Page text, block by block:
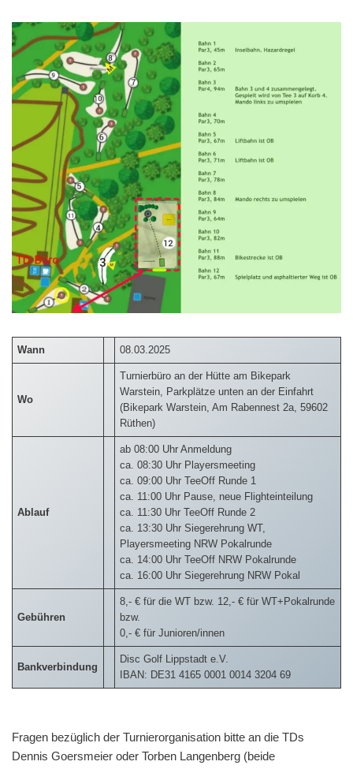
Wann 08.03.2025
Wo
Turnierbüro an der Hütte am Bikepark
Warstein, Parkplätze unten an der Einfahrt
(Bikepark Warstein, Am Rabennest 2a, 59602
Rüthen)
Ablauf
ab 08:00 Uhr Anmeldung
ca. 08:30 Uhr Playersmeeting
ca. 09:00 Uhr TeeOff Runde 1
ca. 11:00 Uhr Pause, neue Flighteinteilung
ca. 11:30 Uhr TeeOff Runde 2
ca. 13:30 Uhr Siegerehrung WT,
Playersmeeting NRW Pokalrunde
ca. 14:00 Uhr TeeOff NRW Pokalrunde
ca. 16:00 Uhr Siegerehrung NRW Pokal
Gebühren
8,- € für die WT bzw. 12,- € für WT+Pokalrunde
bzw.
0,- € für Junioren/innen
Bankverbindung
Disc Golf Lippstadt e.V.
IBAN: DE31 4165 0001 0014 3204 69
Fragen bezüglich der Turnierorganisation bitte an die TDs
Dennis Goersmeier oder Torben Langenberg (beide